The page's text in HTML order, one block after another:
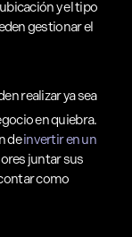
y el tipo
gestionar el
realizar ya sea
en quiebra.
deinvertir en un
juntar sus
como